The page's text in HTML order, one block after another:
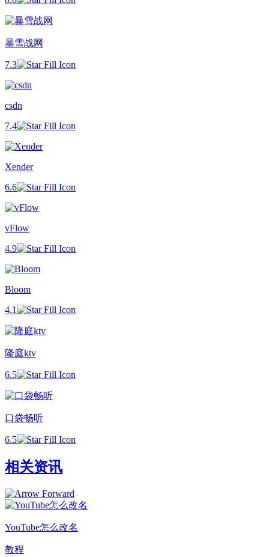
暴雪战网
7.3
csdn
7.4
Xender
6.6
vFlow
4.9
Bloom
4.1
隆庭ktv
6.5
口袋畅听
6.5
相关资讯
YouTube怎么改名
教程